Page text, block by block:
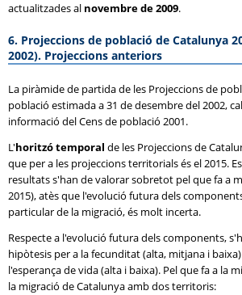
actualitzades al novembre de 2009.
6. Projeccions de població de Catalunya
2002). Projeccions anteriors
La piràmide de partida de les Projeccions de
població estimada a 31 de desembre del 2002,
informació del Cens de població 2001.
L'horitzó temporal de les Projeccions de
que per a les projeccions territorials és el 2015.
resultats s'han de valorar sobretot pel que fa a
2015), atès que l'evolució futura dels
particular de la migració, és molt incerta.
Respecte a l'evolució futura dels components,
hipòtesis per a la fecunditat (alta, mitjana i
l'esperança de vida (alta i baixa). Pel que fa a la
la migració de Catalunya amb dos territoris: